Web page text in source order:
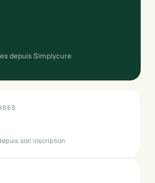
depuis Simplycure
son inscription